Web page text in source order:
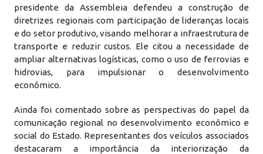
presidente da Assembleia defendeu a construção de
diretrizes regionais com participação de lideranças locais
e do setor produtivo, visando melhorar a infraestrutura de
transporte e reduzir custos. Ele citou a necessidade de
ampliar alternativas logísticas, como o uso de ferrovias e
hidrovias, para impulsionar o desenvolvimento
econômico.
Ainda foi comentado sobre as perspectivas do papel da
comunicação regional no desenvolvimento econômico e
social do Estado. Representantes dos veículos associados
destacaram a importância da interiorização da